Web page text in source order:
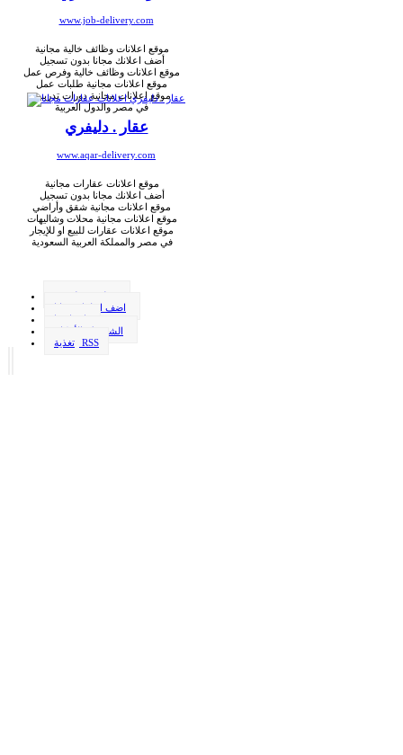
www.job-delivery.com
موقع اعلانات وظائف خالية مجانية
أضف اعلانك مجانا بدون تسجيل
موقع اعلانات وظائف خالية وفرص عمل
موقع اعلانات مجانية طلبات عمل
موقع اعلانات مجانية دورات تدريبية
في مصر والدول العربية
عقار . دليفري
www.aqar-delivery.com
موقع اعلانات عقارات مجانية
أضف اعلانك مجانا بدون تسجيل
موقع اعلانات مجانية شقق وأراضي
موقع اعلانات مجانية محلات وشاليهات
موقع اعلانات عقارات للبيع او للإيجار
في مصر والمملكة العربية السعودية
وظيفة . دليفري
اضف اعلانك مجانا
اتصل بنا
الشروط والأحكام
تغذية RSS